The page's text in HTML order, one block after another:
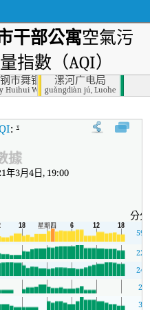
干部公寓空氣污
指數（AQI）
市舞钢市浩晖水务
Huihui Water, Wugang City, Pingdingshan
漯河广电局
guǎngdiàn jú, Luohe
:平顶山舞钢市舞钢市干部公寓實時
據
年3月4日, 19:00
分
59
22
24
2
3